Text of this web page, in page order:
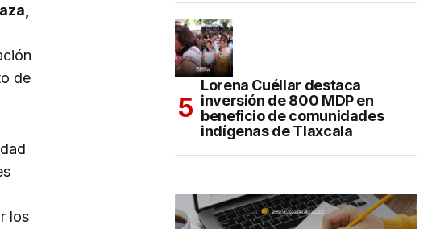
de
los
Lorena Cuéllar destaca
inversión de 800 MDP en
beneficio de comunidades
indígenas de Tlaxcala